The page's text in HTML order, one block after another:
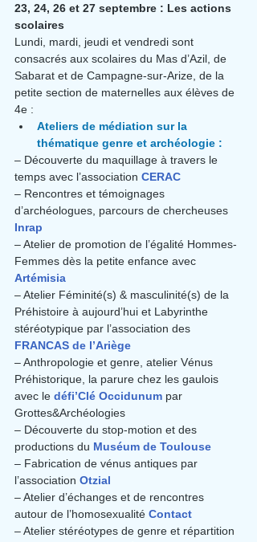
23, 24, 26 et 27 septembre : Les actions
scolaires
Lundi, mardi, jeudi et vendredi sont
consacrés aux scolaires du Mas d’Azil, de
Sabarat et de Campagne-sur-Arize, de la
petite section de maternelles aux élèves de
4e :
Ateliers de médiation sur la
thématique genre et archéologie :
– Découverte du maquillage à travers le
temps avec l’association CERAC
– Rencontres et témoignages
d’archéologues, parcours de chercheuses
Inrap
– Atelier de promotion de l’égalité Hommes-
Femmes dès la petite enfance avec
Artémisia
– Atelier Féminité(s) & masculinité(s) de la
Préhistoire à aujourd’hui et Labyrinthe
stéréotypique par l’association des
FRANCAS de l’Ariège
– Anthropologie et genre, atelier Vénus
Préhistorique, la parure chez les gaulois
avec le défi’Clé Occidunum ﻿ par
Grottes&Archéologies
– Découverte du stop-motion et des
productions du Muséum de Toulouse
– Fabrication de vénus antiques par
l’association Otzial
– Atelier d’échanges et de rencontres
autour de l’homosexualité Contact
– Atelier stéréotypes de genre et répartition